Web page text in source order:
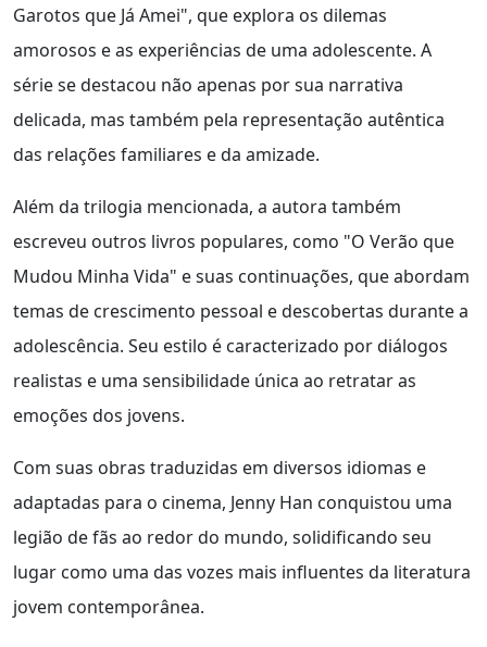
Garotos que Já Amei", que explora os dilemas
amorosos e as experiências de uma adolescente. A
série se destacou não apenas por sua narrativa
delicada, mas também pela representação autêntica
das relações familiares e da amizade.
Além da trilogia mencionada, a autora também
escreveu outros livros populares, como "O Verão que
Mudou Minha Vida" e suas continuações, que abordam
temas de crescimento pessoal e descobertas durante a
adolescência. Seu estilo é caracterizado por diálogos
realistas e uma sensibilidade única ao retratar as
emoções dos jovens.
Com suas obras traduzidas em diversos idiomas e
adaptadas para o cinema, Jenny Han conquistou uma
legião de fãs ao redor do mundo, solidificando seu
lugar como uma das vozes mais influentes da literatura
jovem contemporânea.